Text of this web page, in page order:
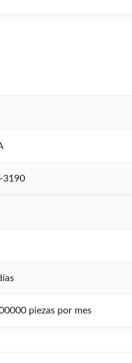
3190
piezas por mes